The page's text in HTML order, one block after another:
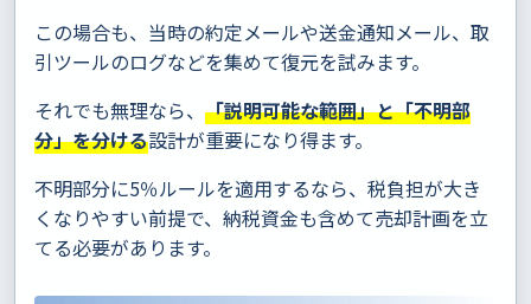
この場合も、当時の約定メールや送金通知メール、取
引ツールのログなどを集めて復元を試みます。
それでも無理なら、 「説明可能な範囲」と「不明部
分」を分ける設計が重要になり得ます。
不明部分に5％ルールを適用するなら、税負担が大き
くなりやすい前提で、納税資金も含めて売却計画を立
てる必要があります。